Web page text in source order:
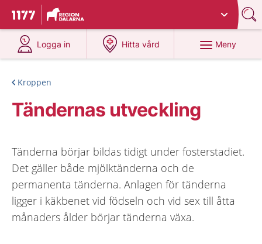
Till startsidan för 1177
Du har valt region
Logga in
på 1177.se
Hitta vård
på 1177.se
Meny
Kroppen
Tändernas utveckling
Tänderna börjar bildas tidigt under fosterstadiet.
Det gäller både mjölktänderna och de
permanenta tänderna. Anlagen för tänderna
ligger i käkbenet vid födseln och vid sex till åtta
månaders ålder börjar tänderna växa.